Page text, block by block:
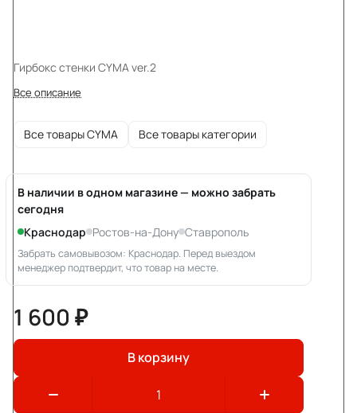
Гирбокс стенки CYMA ver.2
Все описание
Все товары CYMA Все товары категории
В наличии в одном магазине — можно забрать
сегодня
Краснодар Ростов-на-Дону Ставрополь
Забрать самовывозом: Краснодар. Перед выездом
менеджер подтвердит, что товар на месте.
1 600 ₽
В корзину